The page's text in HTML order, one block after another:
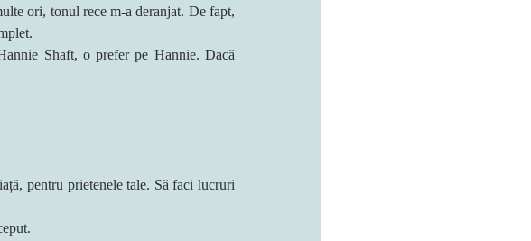
ori, tonul rece m-a deranjat. De fapt,
Shaft, o prefer pe Hannie. Dacă
pentru prietenele tale. Să faci lucruri